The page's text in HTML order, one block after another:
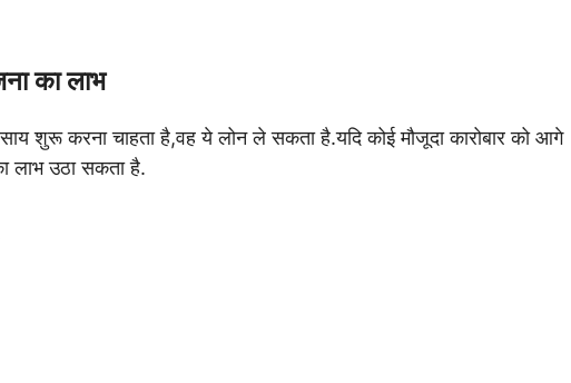
का लाभ
शुरू करना चाहता है,वह ये लोन ले सकता है.यदि कोई मौजूदा कारोबार को आगे
लाभ उठा सकता है.